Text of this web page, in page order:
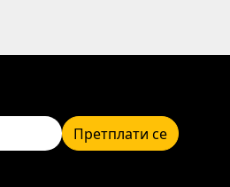
Претплати се